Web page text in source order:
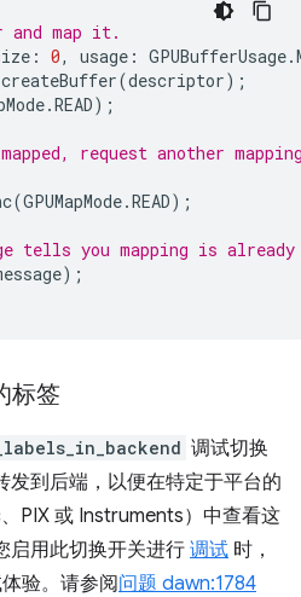
and map it.
: 0, usage : GPUBufferUsage.
createBuffer(descriptor);
.READ);
request another
(GPUMapMode.READ);
tells you mapping is already
);
标签
调试切换
发到后端，以便在特定于平台的
PIX 或 Instruments）中查看这
启用此切换开关进行 调试 时，
验。请参阅问题 dawn:1784